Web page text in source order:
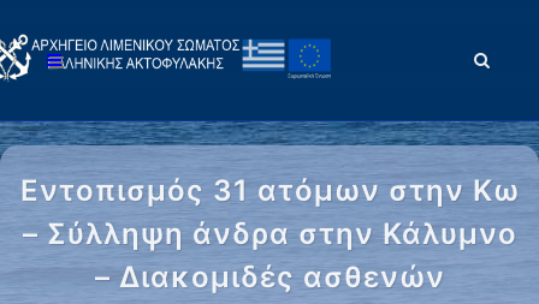
Εντοπισμός 31 ατόμων στην Κω
– Σύλληψη άνδρα στην Κάλυμνο
– Διακομιδές ασθενών